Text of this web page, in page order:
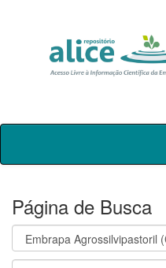
Skip
Página de Busca